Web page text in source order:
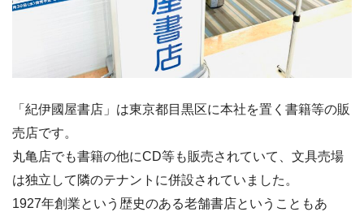
「紀伊國屋書店」は東京都目黒区に本社を置く書籍等の販
売店です。
丸亀店でも書籍の他にCD等も販売されていて、文具売場
は独立して隣のテナントに併設されていました。
1927年創業という歴史のある老舗書店ということもあ